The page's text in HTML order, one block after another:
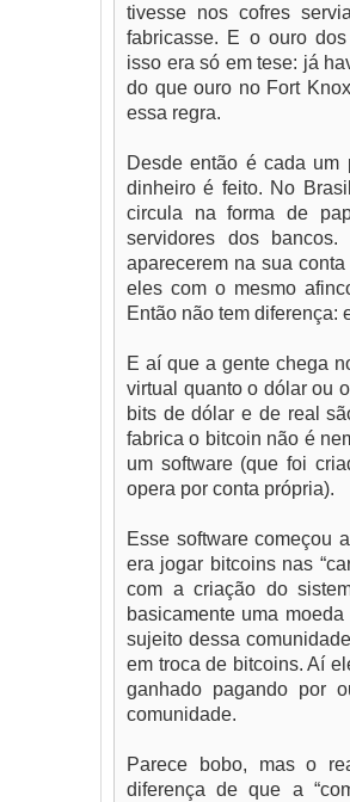
tivesse nos cofres
fabricasse. E o ouro
isso era só em tese: já
do que ouro no Fort
essa regra.
Desde então é cada
dinheiro é feito. No
circula na forma de
servidores dos
aparecerem na sua
eles com o mesmo
Então não tem diferença:
E aí que a gente chega
virtual quanto o dólar ou
bits de dólar e de real
fabrica o bitcoin não é
um software (que foi
opera por conta própria).
Esse software começou
era jogar bitcoins nas
com a criação do
basicamente uma
sujeito dessa
em troca de bitcoins. Aí
ganhado pagando por
comunidade.
Parece bobo, mas o
diferença de que a